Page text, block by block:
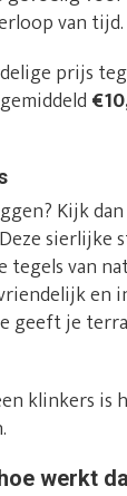
van tijd.
prijs
Kijk
sierlijke
van
en
geeft je
klinkers is
werkt